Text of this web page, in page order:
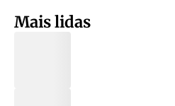
Mais lidas